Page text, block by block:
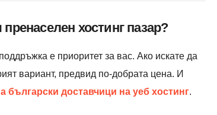
хостинг пазар?
е приоритет за вас. Ако искате да
вариант, предвид по-добрата цена. И
български доставчици на уеб хостинг.